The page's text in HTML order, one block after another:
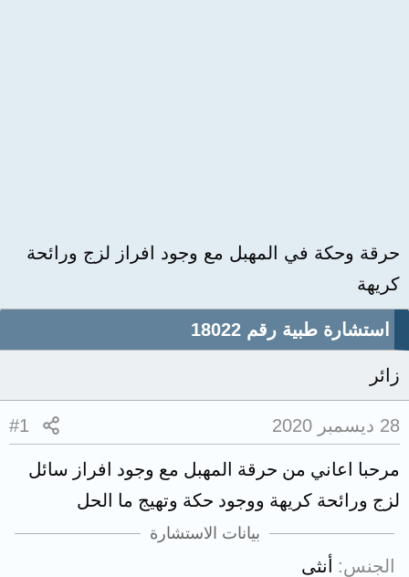
حرقة وحكة في المهبل مع وجود افراز لزج ورائحة
كريهة
استشارة طبية رقم 18022
زائر
28 ديسمبر 2020 #1
مرحبا اعاني من حرقة المهبل مع وجود افراز سائل
لزج ورائحة كريهة ووجود حكة وتهيج ما الحل
بيانات الاستشارة
الجنس
أنثى